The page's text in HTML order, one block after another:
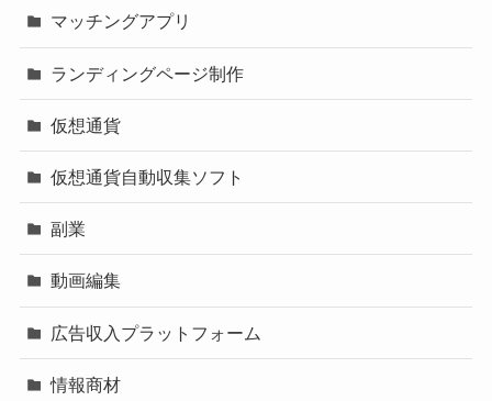
マッチングアプリ
ランディングページ制作
仮想通貨
仮想通貨自動収集ソフト
副業
動画編集
広告収入プラットフォーム
情報商材